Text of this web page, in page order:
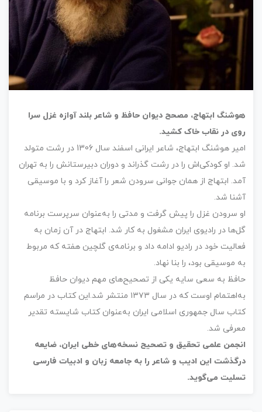
هوشنگ ابتهاج، مصحح دیوان حافظ و شاعر بلند آوازه غزل سرا
روی در نقاب خاک کشید.
امیر هوشنگ ابتهاج، شاعر ایرانی اسفند سال 1306 در رشت متولد
شد. او کودکی‌اش را در رشت گذراند و دوران دبیرستانش را به تهران
آمد. ابتهاج از همان جوانی سرودن شعر را آغاز کرد و با موسیقی
آشنا شد.
او سرودن غزل را پیش گرفت و مدتی را به‌عنوان سرپرست برنامه
گل‌ها در رادیوی ایران مشغول به کار شد. ابتهاج در آن زمان به
فعالیت خود در رادیو ادامه داد و برنامه‌ی گلچین هفته که مربوط
به موسیقی بود، را بنا نهاد.
حافظ به سعی سایه یکی از تصحیح‌های مهم دیوان حافظ
به‌اهتمام اوست که در سال ۱۳۷۳ منتشر شد.این کتاب در مراسم
کتاب سال جمهوری اسلامی ایران به‌عنوان کتاب شایسته تقدیر
معرفی شد.
انجمن علمی تحقیق و تصحیح نسخه‌های خطی ایران، ضایعه
درگذشت این ادیب و شاعر را به جامعه زبان و ادبیات فارسی
تسلیت می‌گوید.